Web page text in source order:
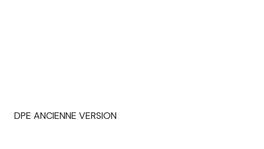
DPE ANCIENNE VERSION